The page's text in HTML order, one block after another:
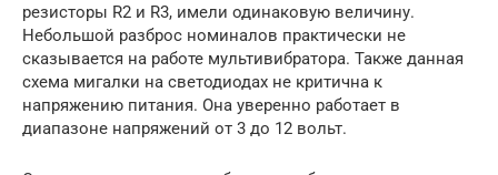
резисторы R2 и R3, имели одинаковую величину.
Небольшой разброс номиналов практически не
сказывается на работе мультивибратора. Также данная
схема мигалки на светодиодах не критична к
напряжению питания. Она уверенно работает в
диапазоне напряжений от 3 до 12 вольт.